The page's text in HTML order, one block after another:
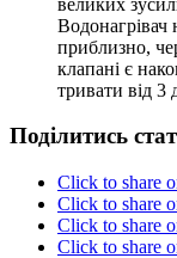
Водонагрівач
приблизно,
клапані є
тривати від 3
Поділитись
Click to share
Click to share
Click to share
Click to share